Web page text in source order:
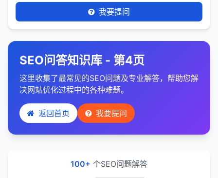
我要提问
SEO问答知识库 - 第4页
这里收集了最常见的SEO问题及专业解答，帮助您解
决网站优化过程中的各种难题。
返回首页 我要提问
100+ 个SEO问题解答